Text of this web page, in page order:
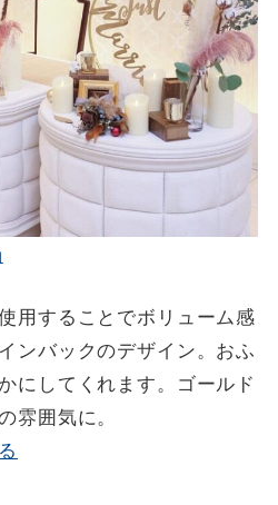
用することでボリューム感
ンバックのデザイン。おふ
にしてくれます。ゴールド
雰囲気に。